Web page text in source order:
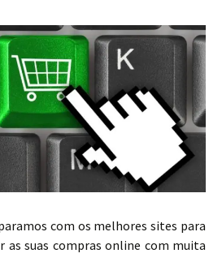
com os melhores sites para
as suas compras online com muita